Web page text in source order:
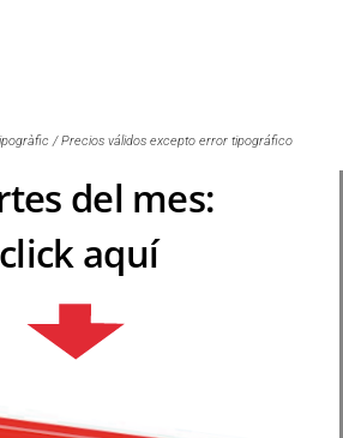
/ Precios válidos excepto error tipográfico
del mes:
click aquí